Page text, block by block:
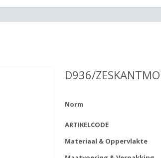
D936/
Norm
ARTIKELCODE
Materiaal & Oppervlakte